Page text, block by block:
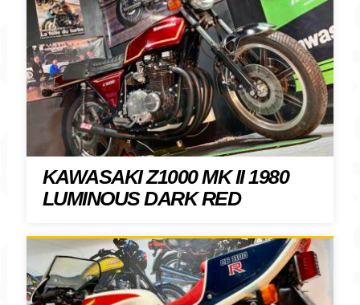
KAWASAKI Z1000 MK II 1980
LUMINOUS DARK RED